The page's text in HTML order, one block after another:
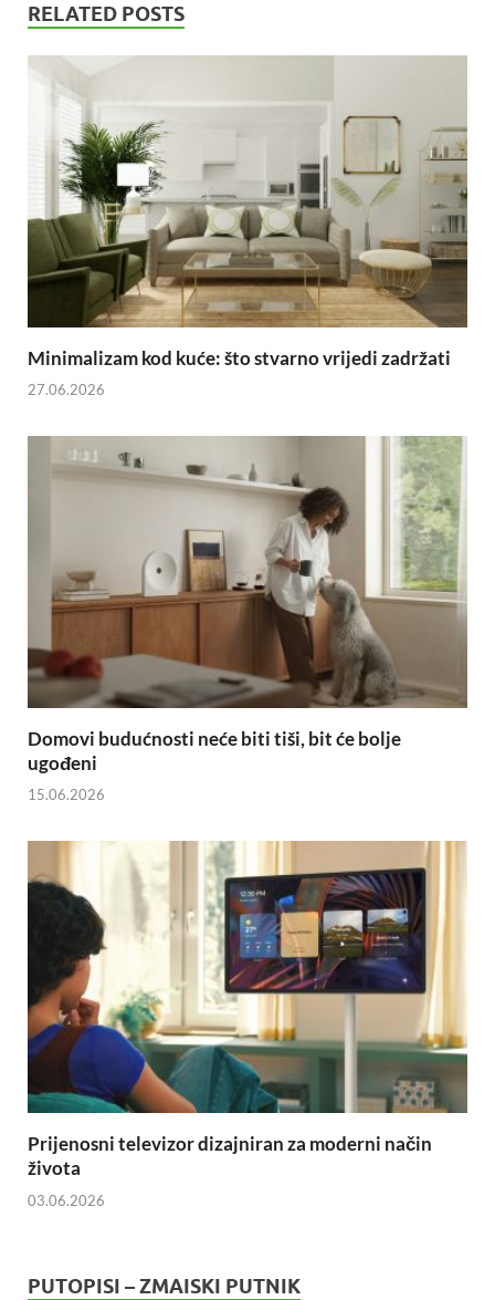
RELATED POSTS
Minimalizam kod kuće: što stvarno vrijedi zadržati
27.06.2026
Domovi budućnosti neće biti tiši, bit će bolje
ugođeni
15.06.2026
Prijenosni televizor dizajniran za moderni način
života
03.06.2026
PUTOPISI – ZMAISKI PUTNIK